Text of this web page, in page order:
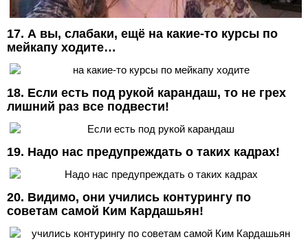
17. А вы, слабаки, ещё на какие-то курсы по
мейкапу ходите…
18. Если есть под рукой карандаш, то не грех
лишний раз все подвести!
19. Надо нас предупреждать о таких кадрах!
20. Видимо, они учились контурингу по
советам самой Ким Кардашьян!